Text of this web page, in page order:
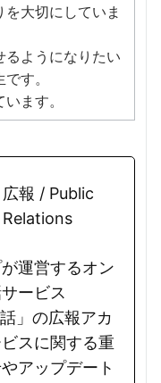
大切にしていま
るようになりたい
す。
ます。
広報 / Public
Relations
運営するオン
ービス
」の広報アカ
スに関する重
アップデート